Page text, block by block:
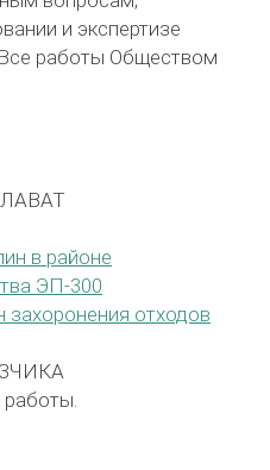
и экспертизе
работы Обществом
в районе
ЭП-300
захоронения отходов